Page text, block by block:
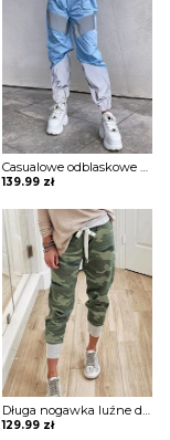
Casualowe odblaskowe spodnie dresowe colorblock szorty Deonna
139.99 zł
Długa nogawka luźne dresowe moro wiązane ściągacz eleganckie casual spodnie Ragnhild
129.99 zł